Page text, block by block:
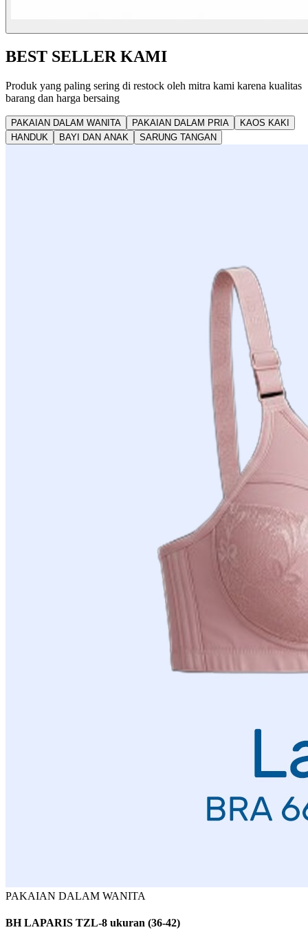
BEST SELLER KAMI
Produk yang paling sering di restock oleh mitra kami karena kualitas
barang dan harga bersaing
PAKAIAN DALAM WANITA PAKAIAN DALAM PRIA
KAOS KAKI
HANDUK
BAYI DAN ANAK SARUNG TANGAN
PAKAIAN DALAM WANITA
BH LAPARIS TZL-8 ukuran (36-42)